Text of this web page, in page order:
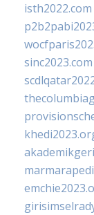
isth2022.com
sinc2023.com